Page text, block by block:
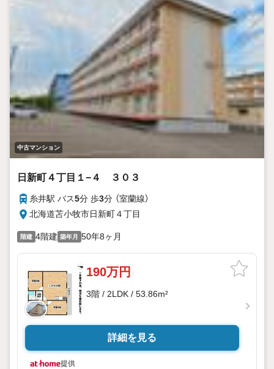
中古マンション
日新町４丁目１−４ ３０３
糸井駅 バス5分 歩3分 （室蘭線）
北海道苫小牧市日新町４丁目
階建 4階建 築年月 50年8ヶ月
190万円
3階 / 2LDK / 53.86m²
詳細を見る
提供